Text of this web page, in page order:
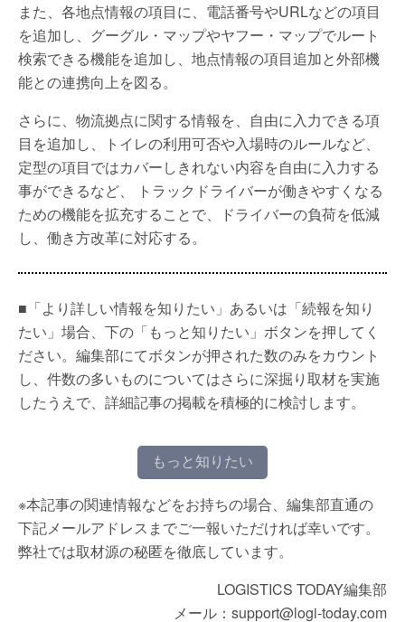
また、各地点情報の項目に、電話番号やURLなどの項目
を追加し、グーグル・マップやヤフー・マップでルート
検索できる機能を追加し、地点情報の項目追加と外部機
能との連携向上を図る。
さらに、物流拠点に関する情報を、自由に入力できる項
目を追加し、トイレの利用可否や入場時のルールなど、
定型の項目ではカバーしきれない内容を自由に入力する
事ができるなど、 トラックドライバーが働きやすくなる
ための機能を拡充することで、ドライバーの負荷を低減
し、働き方改革に対応する。
■「より詳しい情報を知りたい」あるいは「続報を知り
たい」場合、下の「もっと知りたい」ボタンを押してく
ださい。編集部にてボタンが押された数のみをカウント
し、件数の多いものについてはさらに深掘り取材を実施
したうえで、詳細記事の掲載を積極的に検討します。
もっと知りたい
※本記事の関連情報などをお持ちの場合、編集部直通の
下記メールアドレスまでご一報いただければ幸いです。
弊社では取材源の秘匿を徹底しています。
LOGISTICS TODAY編集部
メール：support@logi-today.com